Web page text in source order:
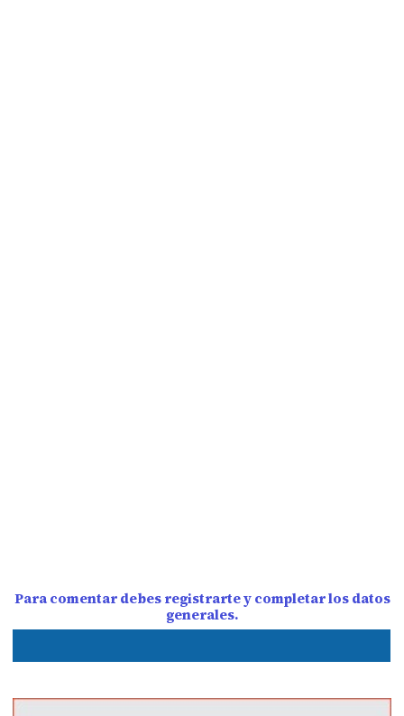
Para comentar debes registrarte y completar los datos
generales.